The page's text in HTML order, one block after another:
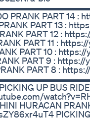
🛁
PRANK PART 14 :
PART 13 :
PART 12 :
PART 11 :
PART 10 :
PART 9 :
PART 8 :
UP BUS
HURACAN